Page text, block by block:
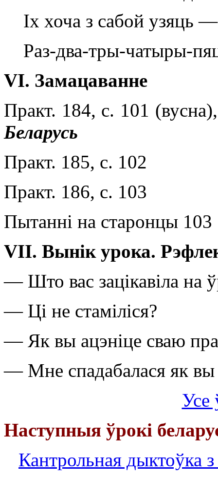
Іх хоча з сабой узяць —
Раз-два-тры-чатыры-
VI. Замацаванне
Практ. 184, с. 101
Беларусь
Практ. 185, с. 102
Практ. 186, с. 103
Пытанні на старонцы 103
VІI. Вынік урока.
— Што вас зацікавіла на
— Ці не стаміліся?
— Як вы ацэніце сваю
— Мне спадабалася як вы
Усе
Наступныя ўрокі
Кантрольная дыктоўка